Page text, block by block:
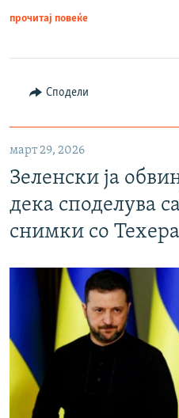
прочитај повеќе
Сподели
март 29, 2026
Зеленски ја
дека споделува
снимки со